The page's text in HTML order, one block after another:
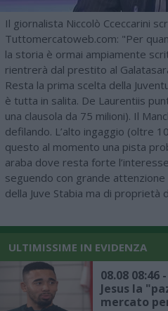
Il giornalista Niccolò Cceccarini
Tuttomercatoweb.com: "Per
la storia è ormai ampiamente
rientrerà dal prestito al
Resta la prima scelta della
è tutta in salita. De Laurentiis
una clausola da 75 milioni). Il
defilando. L’alto ingaggio (oltre
questo al momento una pista
araba dove resta forte
seguendo con grande
della Juve Stabia ma di proprietà
ULTIMISSIME IN EVIDENZA
08.08 08:46
Jesus la
mercato